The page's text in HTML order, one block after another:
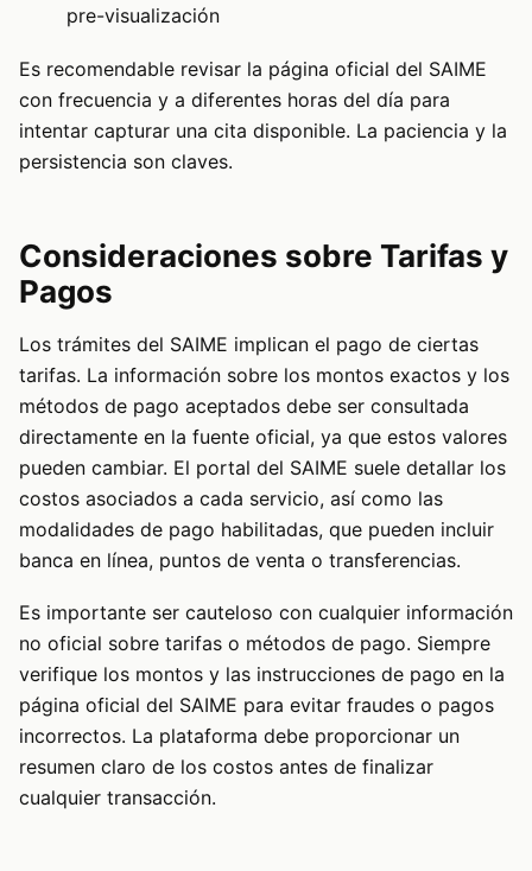
pre-visualización
Es recomendable revisar la página oficial del SAIME
con frecuencia y a diferentes horas del día para
intentar capturar una cita disponible. La paciencia y la
persistencia son claves.
Consideraciones sobre Tarifas y
Pagos
Los trámites del SAIME implican el pago de ciertas
tarifas. La información sobre los montos exactos y los
métodos de pago aceptados debe ser consultada
directamente en la fuente oficial, ya que estos valores
pueden cambiar. El portal del SAIME suele detallar los
costos asociados a cada servicio, así como las
modalidades de pago habilitadas, que pueden incluir
banca en línea, puntos de venta o transferencias.
Es importante ser cauteloso con cualquier información
no oficial sobre tarifas o métodos de pago. Siempre
verifique los montos y las instrucciones de pago en la
página oficial del SAIME para evitar fraudes o pagos
incorrectos. La plataforma debe proporcionar un
resumen claro de los costos antes de finalizar
cualquier transacción.